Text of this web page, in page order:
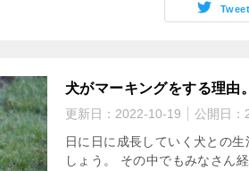
Tweet
犬がマーキングをする理由
更新日： 2022-10-19 公開日：
日に日に成長していく犬との
しょう。 その中でもみなさん